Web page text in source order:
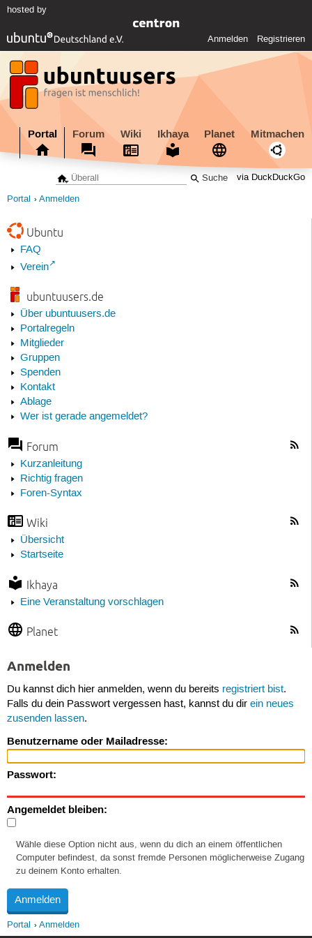
hosted by
Anmelden Registrieren
Portal Forum Wiki Ikhaya Planet Mitmachen
via DuckDuckGo
Portal Anmelden
Ubuntu
FAQ
Verein
ubuntuusers.de
Über ubuntuusers.de
Portalregeln
Mitglieder
Gruppen
Spenden
Kontakt
Ablage
Wer ist gerade angemeldet?
Forum
Kurzanleitung
Richtig fragen
Foren-Syntax
Wiki
Übersicht
Startseite
Ikhaya
Eine Veranstaltung vorschlagen
Planet
Anmelden
Du kannst dich hier anmelden, wenn du bereits registriert bist.
Falls du dein Passwort vergessen hast, kannst du dir ein neues
zusenden lassen.
Benutzername oder Mailadresse:
Passwort:
Angemeldet bleiben:
Wähle diese Option nicht aus, wenn du dich an einem öffentlichen
Computer befindest, da sonst fremde Personen möglicherweise Zugang
zu deinem Konto erhalten.
Portal Anmelden